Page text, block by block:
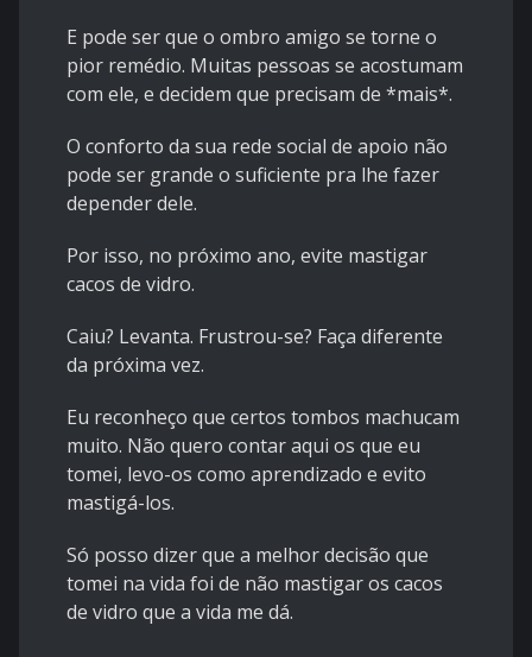
E pode ser que o ombro amigo se torne o
pior remédio. Muitas pessoas se acostumam
com ele, e decidem que precisam de *mais*.
O conforto da sua rede social de apoio não
pode ser grande o suficiente pra lhe fazer
depender dele.
Por isso, no próximo ano, evite mastigar
cacos de vidro.
Caiu? Levanta. Frustrou-se? Faça diferente
da próxima vez.
Eu reconheço que certos tombos machucam
muito. Não quero contar aqui os que eu
tomei, levo-os como aprendizado e evito
mastigá-los.
Só posso dizer que a melhor decisão que
tomei na vida foi de não mastigar os cacos
de vidro que a vida me dá.